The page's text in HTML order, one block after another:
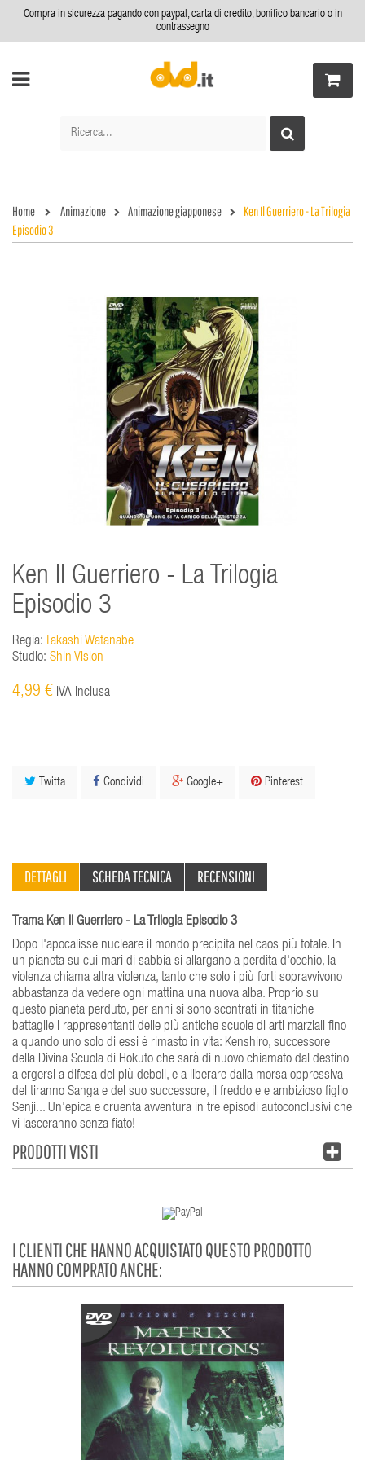
Compra in sicurezza pagando con paypal, carta di credito, bonifico bancario o in
contrassegno
Home Animazione Animazione giapponese
Ken Il Guerriero - La Trilogia
Episodio 3
Ken Il Guerriero - La Trilogia
Episodio 3
Regia: Takashi Watanabe
Studio: Shin Vision
4,99 € IVA inclusa
Twitta Condividi Google+ Pinterest
DETTAGLI SCHEDA TECNICA RECENSIONI
Trama Ken Il Guerriero - La Trilogia Episodio 3
Dopo l'apocalisse nucleare il mondo precipita nel caos più totale. In
un pianeta su cui mari di sabbia si allargano a perdita d'occhio, la
violenza chiama altra violenza, tanto che solo i più forti sopravvivono
abbastanza da vedere ogni mattina una nuova alba. Proprio su
questo pianeta perduto, per anni si sono scontrati in titaniche
battaglie i rappresentanti delle più antiche scuole di arti marziali fino
a quando uno solo di essi è rimasto in vita: Kenshiro, successore
della Divina Scuola di Hokuto che sarà di nuovo chiamato dal destino
a ergersi a difesa dei più deboli, e a liberare dalla morsa oppressiva
del tiranno Sanga e del suo successore, il freddo e e ambizioso figlio
Senji... Un'epica e cruenta avventura in tre episodi autoconclusivi che
vi lasceranno senza fiato!
PRODOTTI VISTI
I CLIENTI CHE HANNO ACQUISTATO QUESTO PRODOTTO
HANNO COMPRATO ANCHE: